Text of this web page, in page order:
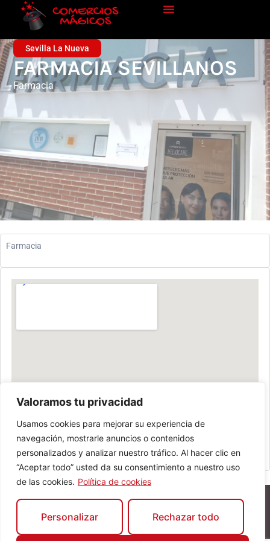
Valoramos tu privacidad
Usamos cookies para mejorar su experiencia de
navegación, mostrarle anuncios o contenidos
personalizados y analizar nuestro tráfico. Al hacer clic en
“Aceptar todo” usted da su consentimiento a nuestro uso
de las cookies. Política de cookies
Personalizar Rechazar todo
Sevilla La Nueva
FARMACIA SEVILLANOS
Farmacia
Farmacia